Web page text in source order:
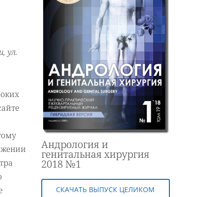
ул.
Андрология и
генитальная хирургия
2018 №1
СКАЧАТЬ ВЫПУСК ЦЕЛИКОМ